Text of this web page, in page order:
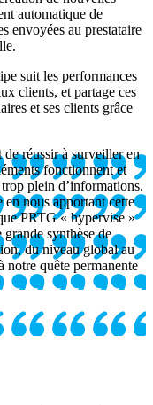
automatique de
envoyées au prestataire
suit les performances
clients, et partage ces
et ses clients grâce
réussir à surveiller en
fonctionnent et
plein d’informations.
nous apportant cette
PRTG « hypervise »
synthèse de
du niveau global au
notre quête permanente